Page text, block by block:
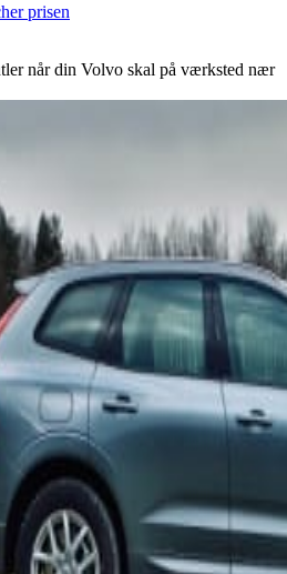
prisen
når din Volvo skal på værksted nær